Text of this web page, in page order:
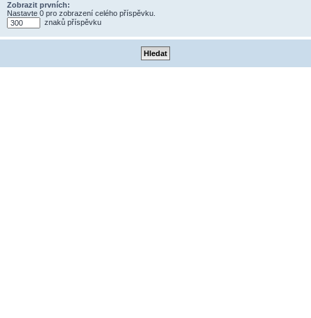
Zobrazit prvních:
Nastavte 0 pro zobrazení celého příspěvku.
znaků příspěvku